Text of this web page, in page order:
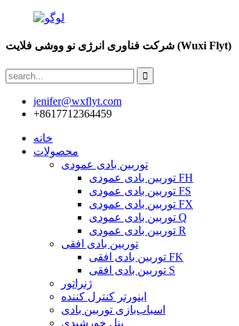
شرکت فناوری انرژی نو ووشی فلایت (Wuxi Flyt)
jenifer@wxflyt.com
‎+8617712364459‎
خانه
محصولات
توربین بادی عمودی
توربین بادی عمودی FH
توربین بادی عمودی FS
توربین بادی عمودی FX
توربین بادی عمودی Q
توربین بادی عمودی R
توربین بادی افقی
توربین بادی افقی FK
توربین بادی افقی S
ژنراتور
اینورتر کنترل کننده
اسباب‌بازی توربین بادی
پنل خورشیدی